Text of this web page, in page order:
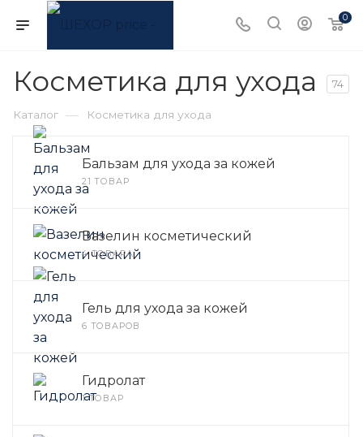
0
Косметика для ухода 74
Каталог — Косметика для ухода
Бальзам для ухода за кожей
21 ТОВАР
Вазелин косметический
4 ТОВАРА
Гель для ухода за кожей
6 ТОВАРОВ
Гидролат
1 ТОВАР